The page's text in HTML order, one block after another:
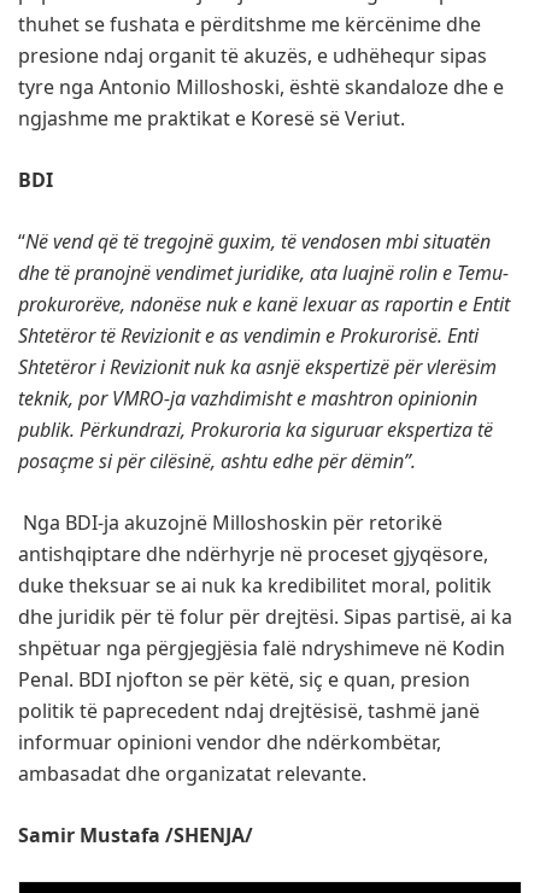
thuhet se fushata e përditshme me kërcënime dhe
presione ndaj organit të akuzës, e udhëhequr sipas
tyre nga Antonio Milloshoski, është skandaloze dhe e
ngjashme me praktikat e Koresë së Veriut.
BDI
“Në vend që të tregojnë guxim, të vendosen mbi situatën
dhe të pranojnë vendimet juridike, ata luajnë rolin e Temu-
prokurorëve, ndonëse nuk e kanë lexuar as raportin e Entit
Shtetëror të Revizionit e as vendimin e Prokurorisë. Enti
Shtetëror i Revizionit nuk ka asnjë ekspertizë për vlerësim
teknik, por VMRO-ja vazhdimisht e mashtron opinionin
publik. Përkundrazi, Prokuroria ka siguruar ekspertiza të
posaçme si për cilësinë, ashtu edhe për dëmin”.
Nga BDI-ja akuzojnë Milloshoskin për retorikë
antishqiptare dhe ndërhyrje në proceset gjyqësore,
duke theksuar se ai nuk ka kredibilitet moral, politik
dhe juridik për të folur për drejtësi. Sipas partisë, ai ka
shpëtuar nga përgjegjësia falë ndryshimeve në Kodin
Penal. BDI njofton se për këtë, siç e quan, presion
politik të paprecedent ndaj drejtësisë, tashmë janë
informuar opinioni vendor dhe ndërkombëtar,
ambasadat dhe organizatat relevante.
Samir Mustafa /SHENJA/